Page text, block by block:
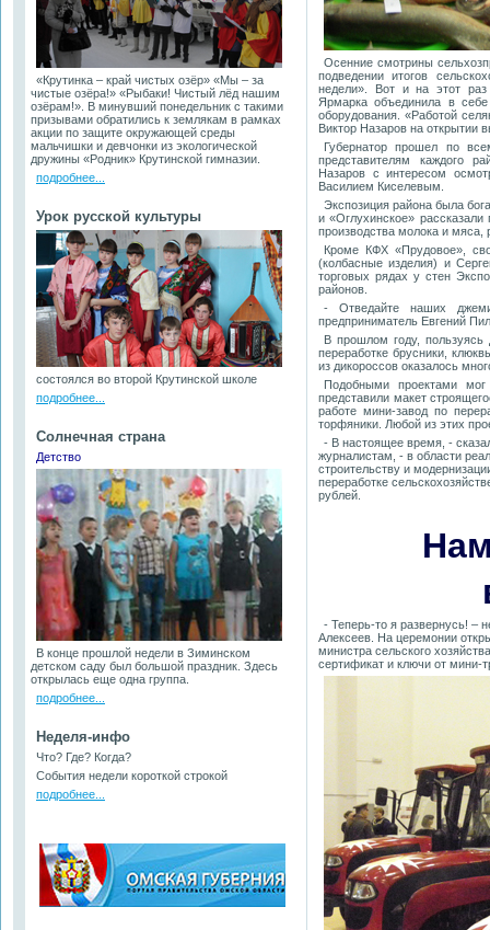
«Крутинка – край чистых озёр» «Мы – за
чистые озёра!» «Рыбаки! Чистый лёд нашим
озёрам!». В минувший понедельник с такими
призывами обратились к землякам в рамках
акции по защите окружающей среды
мальчишки и девчонки из экологической
дружины «Родник» Крутинской гимназии.
подробнее...
Урок русской культуры
состоялся во второй Крутинской школе
подробнее...
Солнечная страна
Детство
В конце прошлой недели в Зиминском
детском саду был большой праздник. Здесь
открылась еще одна группа.
подробнее...
Неделя-инфо
Что? Где? Когда?
События недели короткой строкой
подробнее...
Осенние смотрины
подведении итогов
недели». Вот и на этот
Ярмарка объединила в
оборудования. «Работой
Виктор Назаров на открытии
Губернатор прошел по
представителям каждого
Назаров с интересом
Василием Киселевым.
Экспозиция района была
и «Оглухинское»
производства молока и мяса,
Кроме КФХ «Прудовое»,
(колбасные изделия) и
торговых рядах у стен
районов.
- Отведайте наших
предприниматель Евгений
В прошлом году, пользуясь
переработке брусники,
из дикороссов оказалось
Подобными проектами
представили макет
работе мини-завод по
торфяники. Любой из этих
- В настоящее время, -
журналистам, - в области
строительству и
переработке
рублей.
- Теперь-то я развернусь! –
Алексеев. На церемонии
министра сельского
сертификат и ключи от мини-